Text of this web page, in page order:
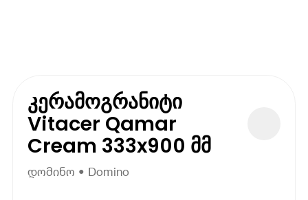
კერამოგრანიტი
Vitacer Qamar
Cream 333x900 მმ
დომინო • Domino